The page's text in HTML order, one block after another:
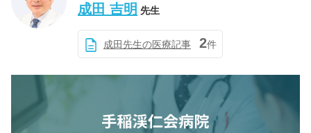
成田 吉明 先生
成田先生の医療記事 2件